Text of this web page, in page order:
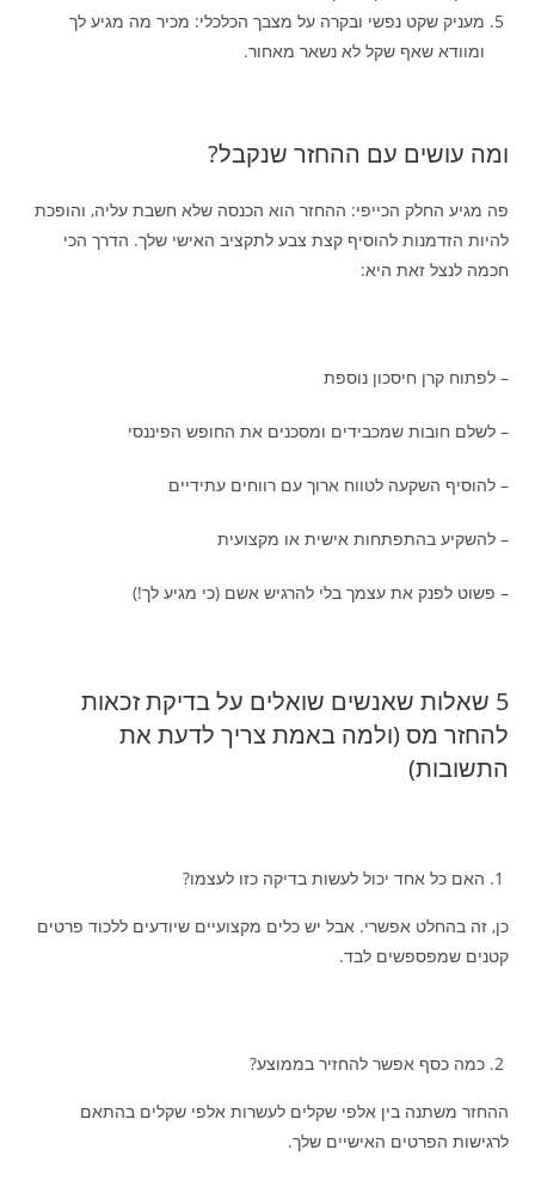
מעניק שקט נפשי ובקרה על מצבך הכלכלי: מכיר מה מגיע לך
ומוודא שאף שקל לא נשאר מאחור.
ומה עושים עם ההחזר שנקבל?
פה מגיע החלק הכייפי: ההחזר הוא הכנסה שלא חשבת עליה, והופכת
להיות הזדמנות להוסיף קצת צבע לתקציב האישי שלך. הדרך הכי
חכמה לנצל זאת היא:
– לפתוח קרן חיסכון נוספת
– לשלם חובות שמכבידים ומסכנים את החופש הפיננסי
– להוסיף השקעה לטווח ארוך עם רווחים עתידיים
– להשקיע בהתפתחות אישית או מקצועית
– פשוט לפנק את עצמך בלי להרגיש אשם (כי מגיע לך!)
5 שאלות שאנשים שואלים על בדיקת זכאות
להחזר מס (ולמה באמת צריך לדעת את
התשובות)
האם כל אחד יכול לעשות בדיקה כזו לעצמו?
כן, זה בהחלט אפשרי. אבל יש כלים מקצועיים שיודעים ללכוד פרטים
קטנים שמפספשים לבד.
כמה כסף אפשר להחזיר בממוצע?
ההחזר משתנה בין אלפי שקלים לעשרות אלפי שקלים בהתאם
לרגישות הפרטים האישיים שלך.